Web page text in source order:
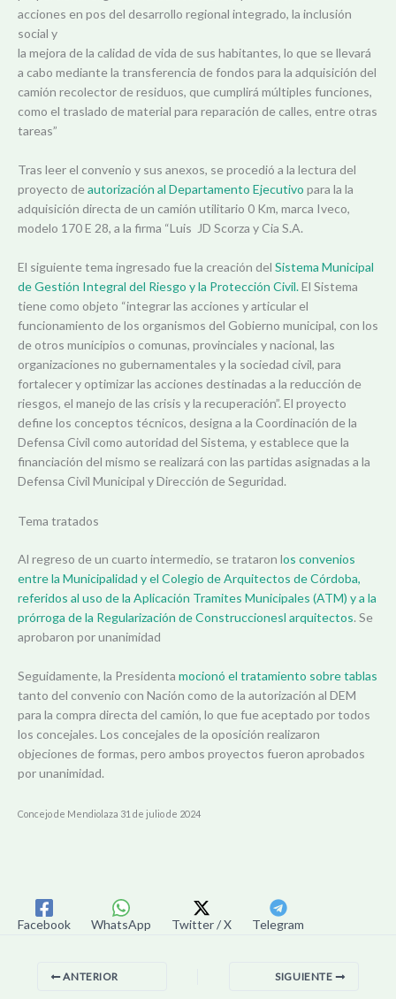
acciones en pos del desarrollo regional integrado, la inclusión
social y
la mejora de la calidad de vida de sus habitantes, lo que se llevará
a cabo mediante la transferencia de fondos para la adquisición del
camión recolector de residuos, que cumplirá múltiples funciones,
como el traslado de material para reparación de calles, entre otras
tareas”
Tras leer el convenio y sus anexos, se procedió a la lectura del
proyecto deautorización al Departamento Ejecutivo para la la
adquisición directa de un camión utilitario 0 Km, marca Iveco,
modelo 170 E 28, a la firma “Luis JD Scorza y Cia S.A.
El siguiente tema ingresado fue la creación del Sistema Municipal
de Gestión Integral del Riesgo y la Protección Civil.El Sistema
tiene como objeto “integrar las acciones y articular el
funcionamiento de los organismos del Gobierno municipal, con los
de otros municipios o comunas, provinciales y nacional, las
organizaciones no gubernamentales y la sociedad civil, para
fortalecer y optimizar las acciones destinadas a la reducción de
riesgos, el manejo de las crisis y la recuperación”. El proyecto
define los conceptos técnicos, designa a la Coordinación de la
Defensa Civil como autoridad del Sistema, y establece que la
financiación del mismo se realizará con las partidas asignadas a la
Defensa Civil Municipal y Dirección de Seguridad.
Tema tratados
Al regreso de un cuarto intermedio, se trataron los convenios
entre la Municipalidad y el Colegio de Arquitectos de Córdoba,
referidos al uso de la Aplicación Tramites Municipales (ATM) y a la
prórroga de la Regularización de Construccionesl arquitectos. Se
aprobaron por unanimidad
Seguidamente, la Presidenta mocionó el tratamiento sobre tablas
tanto del convenio con Nación como de la autorización al DEM
para la compra directa del camión, lo que fue aceptado por todos
los concejales. Los concejales de la oposición realizaron
objeciones de formas, pero ambos proyectos fueron aprobados
por unanimidad.
Concejo de Mendiolaza 31 de julio de 2024
Facebook WhatsApp Twitter / X Telegram
ANTERIOR SIGUIENTE